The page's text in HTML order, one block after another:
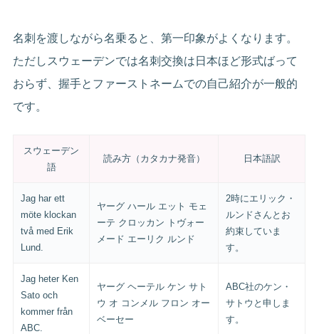
名刺を渡しながら名乗ると、第一印象がよくなります。
ただしスウェーデンでは名刺交換は日本ほど形式ばって
おらず、握手とファーストネームでの自己紹介が一般的
です。
スウェーデン
語
読み方（カタカナ発音） 日本語訳
Jag har ett
möte klockan
två med Erik
Lund.
ヤーグ ハール エット モェ
ーテ クロッカン トヴォー
メード エーリク ルンド
2時にエリック・
ルンドさんとお
約束していま
す。
Jag heter Ken
Sato och
kommer från
ABC.
ヤーグ ヘーテル ケン サト
ウ オ コンメル フロン オー
ベーセー
ABC社のケン・
サトウと申しま
す。